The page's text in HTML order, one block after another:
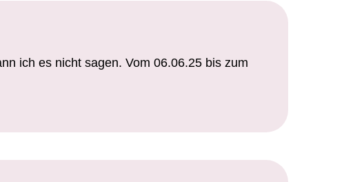
ich es nicht sagen. Vom 06.06.25 bis zum